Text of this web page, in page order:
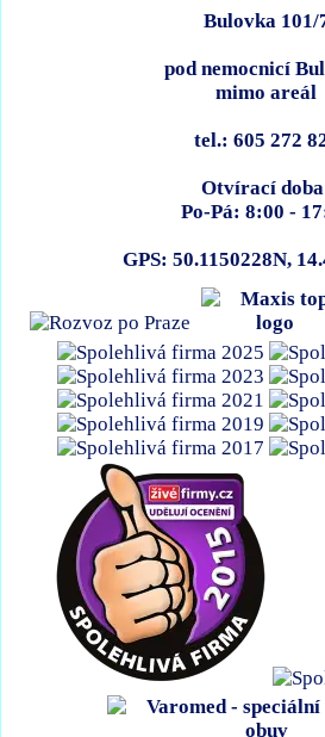
Bulovka 101/
pod nemocnicí
mimo areál
tel.: 605 272
Otvírací
Po-Pá: 8:00 -
GPS: 50.1150228N,